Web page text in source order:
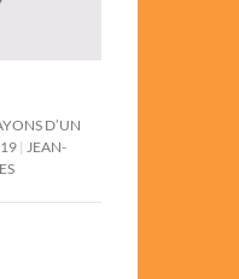
D’UN
JEAN-